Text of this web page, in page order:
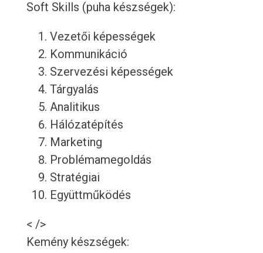
Soft Skills (puha készségek):
Vezetői képességek
Kommunikáció
Szervezési képességek
Tárgyalás
Analitikus
Hálózatépítés
Marketing
Problémamegoldás
Stratégiai
Együttműködés
< />
Kemény készségek: